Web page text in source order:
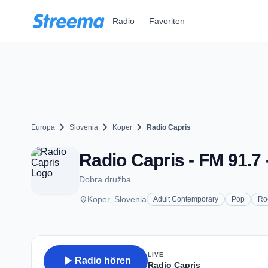
Radio Favoriten
Europa chevron_right Slovenia chevron_right Koper chevron_right Radio Capris
Radio Capris - FM 91.7
Dobra družba
placeKoper, Slovenia Adult Contemporary Pop
play_arrow Radio hören
LIVE
Radio Capris